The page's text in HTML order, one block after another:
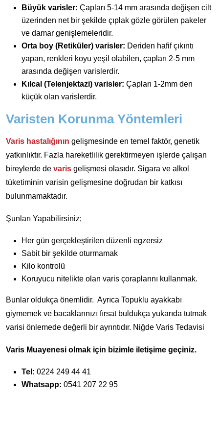
Büyük varisler: Çapları 5-14 mm arasında değişen cilt
üzerinden net bir şekilde çıplak gözle görülen pakeler
ve damar genişlemeleridir.
Orta boy (Retiküler) varisler: Deriden hafif çıkıntı
yapan, renkleri koyu yeşil olabilen, çapları 2-5 mm
arasında değişen varislerdir.
Kılcal (Telenjektazi) varisler: Çapları 1-2mm den
küçük olan varislerdir.
Varisten Korunma Yöntemleri
Varis hastalığının gelişmesinde en temel faktör, genetik
yatkınlıktır. Fazla hareketlilik gerektirmeyen işlerde çalışan
bireylerde de varis gelişmesi olasıdır. Sigara ve alkol
tüketiminin varisin gelişmesine doğrudan bir katkısı
bulunmamaktadır.
Şunları Yapabilirsiniz;
Her gün gerçekleştirilen düzenli egzersiz
Sabit bir şekilde oturmamak
Kilo kontrolü
Koruyucu nitelikte olan varis çoraplarını kullanmak.
Bunlar oldukça önemlidir. Ayrıca Topuklu ayakkabı
giymemek ve bacaklarınızı fırsat buldukça yukarıda tutmak
varisi önlemede değerli bir ayrıntıdır. Niğde Varis Tedavisi
Varis Muayenesi olmak için bizimle iletişime geçiniz.
Tel: 0224 249 44 41
Whatsapp: 0541 207 22 95